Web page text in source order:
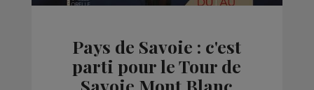
Pays de Savoie : c'est
parti pour le Tour de
Savoie Mont Blanc